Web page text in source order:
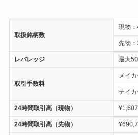
取扱銘柄数
現物
先物
レバレッジ 最大
取引手数料
メイ
テイ
24時間取引高（現物）
24時間取引高（先物）